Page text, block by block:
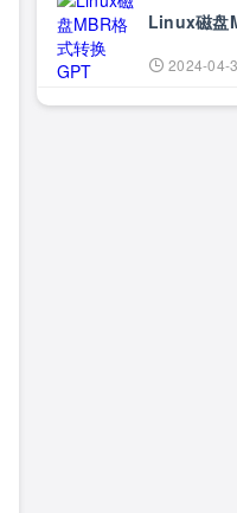
Upgrade 头字段，要
Linux磁盘
2024-04-